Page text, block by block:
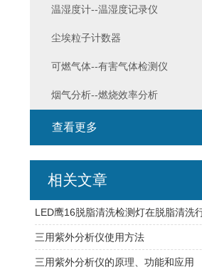
温湿度计--温湿度记录仪
尘埃粒子计数器
可燃气体--有害气体检测仪
烟气分析--燃烧效率分析
查看更多
相关文章
三用紫外分析仪使用方法
三用紫外分析仪的原理、功能和应用